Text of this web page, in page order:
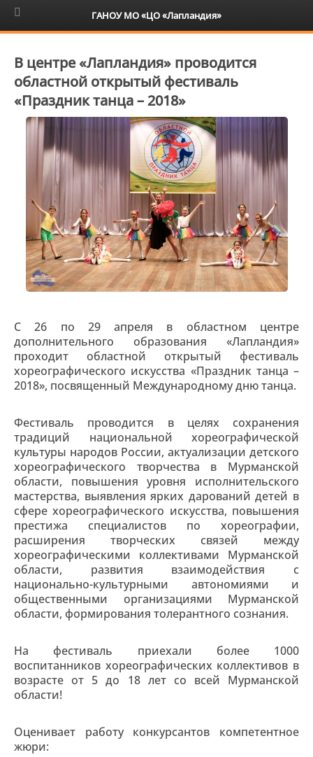
6+
В центре «Лапландия» проводится
областной открытый фестиваль
«Праздник танца – 2018»
С 26 по 29 апреля в областном центре
дополнительного образования «Лапландия»
проходит областной открытый фестиваль
хореографического искусства «Праздник танца –
2018», посвященный Международному дню танца.
Фестиваль проводится в целях сохранения
традиций национальной хореографической
культуры народов России, актуализации детского
хореографического творчества в Мурманской
области, повышения уровня исполнительского
мастерства, выявления ярких дарований детей в
сфере хореографического искусства, повышения
престижа специалистов по хореографии,
расширения творческих связей между
хореографическими коллективами Мурманской
области, развития взаимодействия с
национально-культурными автономиями и
общественными организациями Мурманской
области, формирования толерантного сознания.
На фестиваль приехали более 1000
воспитанников хореографических коллективов в
возрасте от 5 до 18 лет со всей Мурманской
области!
Оценивает работу конкурсантов компетентное
жюри:
ГАНОУ МО «ЦО «Лапландия»